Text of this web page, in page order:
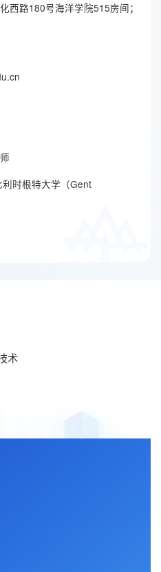
西路180号海洋学院515房间；
时根特大学（Gent
术